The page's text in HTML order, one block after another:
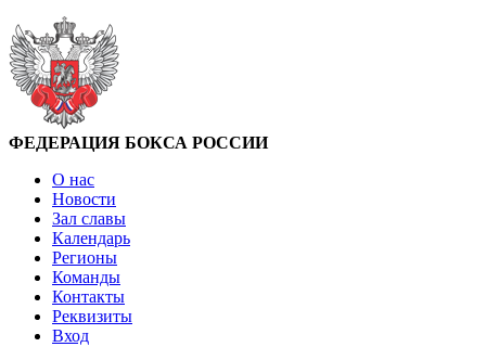
ФЕДЕРАЦИЯ БОКСА РОССИИ
О нас
Новости
Зал славы
Календарь
Регионы
Команды
Контакты
Реквизиты
Вход